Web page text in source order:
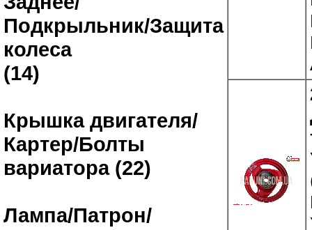
Подкрыльник/Защита
колеса
(14)
Крышка двигателя/
Картер/Болты
вариатора (22)
Лампа/Патрон/